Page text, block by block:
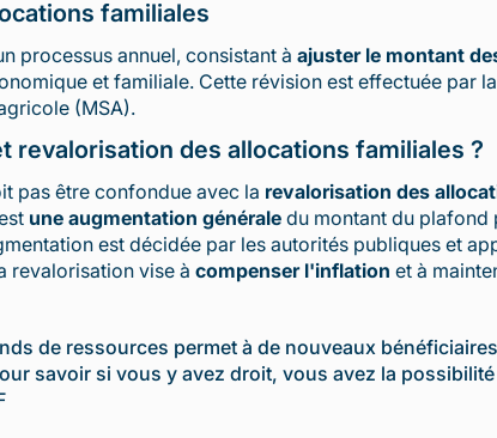
familiales
processus annuel, consistant àajuster le montant
et familiale. Cette révision est effectuée par
(MSA).
revalorisation des allocations familiales ?
pas être confondue avec la revalorisation des
une augmentation générale du montant du plafond
est décidée par les autorités publiques et
revalorisation vise àcompenser l'inflation et à
de ressources permet à de nouveaux
savoir si vous y avez droit, vous avez la